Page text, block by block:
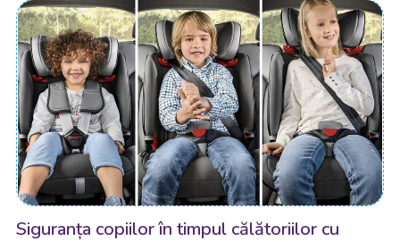
Siguranța copiilor în timpul călătoriilor cu